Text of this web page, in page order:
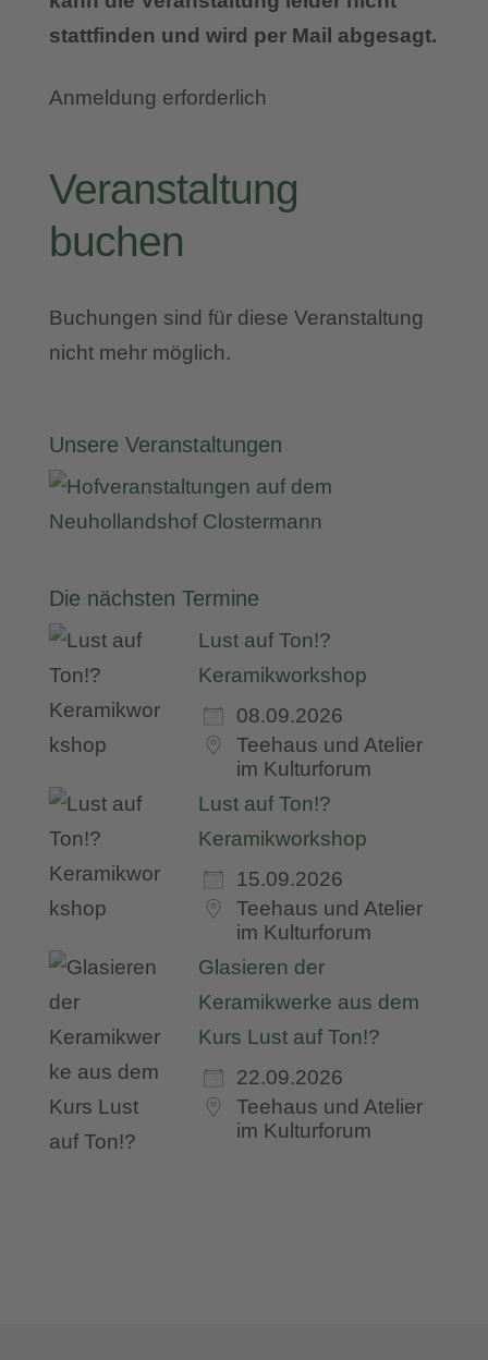
stattfinden und wird per Mail abgesagt.
Anmeldung erforderlich
Veranstaltung
buchen
Buchungen sind für diese Veranstaltung
nicht mehr möglich.
Unsere Veranstaltungen
Die nächsten Termine
Lust auf Ton!?
Keramikworkshop
08.09.2026
Teehaus und Atelier
im Kulturforum
Lust auf Ton!?
Keramikworkshop
15.09.2026
Teehaus und Atelier
im Kulturforum
Glasieren der
Keramikwerke aus dem
Kurs Lust auf Ton!?
22.09.2026
Teehaus und Atelier
im Kulturforum